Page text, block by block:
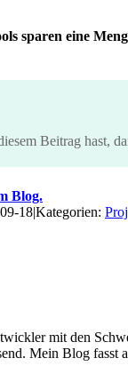
sparen eine
Beitrag hast,
Blog.
18|Kategorien:
mit den
Mein Blog fasst